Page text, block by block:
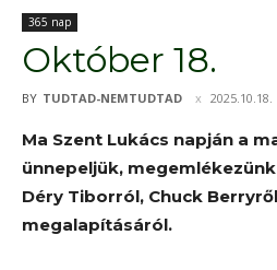
365 nap
Október 18.
BY TUDTAD-NEMTUDTAD 2025.10.18.
Ma Szent Lukács napján a
ünnepeljük,
Déry Tiborról, Chuck
megalapításáról.